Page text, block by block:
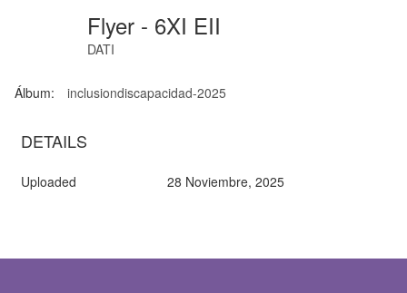
Flyer - 6XI EII
DATI
Álbum: inclusiondiscapacidad-2025
DETAILS
Uploaded 28 Noviembre, 2025